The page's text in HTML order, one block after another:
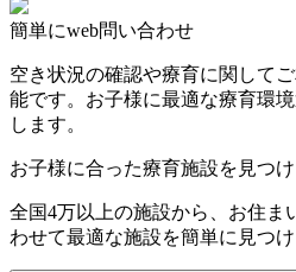
簡単にweb問い合わせ
空き状況の確認や療育に関して
能です。お子様に最適な療育環
します。
お子様に合った療育施設を見つ
全国4万以上の施設から、お住ま
わせて最適な施設を簡単に見つけ